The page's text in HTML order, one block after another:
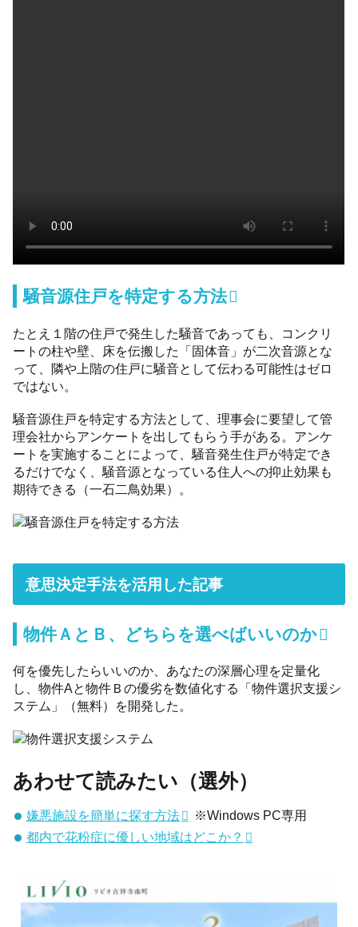
騒音源住戸を特定する方法
たとえ１階の住戸で発生した騒音であっても、コンクリ
ートの柱や壁、床を伝搬した「固体音」が二次音源とな
って、隣や上階の住戸に騒音として伝わる可能性はゼロ
ではない。
騒音源住戸を特定する方法として、理事会に要望して管
理会社からアンケートを出してもらう手がある。アンケ
ートを実施することによって、騒音発生住戸が特定でき
るだけでなく、騒音源となっている住人への抑止効果も
期待できる（一石二鳥効果）。
意思決定手法を活用した記事
物件ＡとＢ、どちらを選べばいいのか
何を優先したらいいのか、あなたの深層心理を定量化
し、物件Aと物件Ｂの優劣を数値化する「物件選択支援シ
ステム」（無料）を開発した。
あわせて読みたい（選外）
嫌悪施設を簡単に探す方法
※Windows PC専用
都内で花粉症に優しい地域はどこか？